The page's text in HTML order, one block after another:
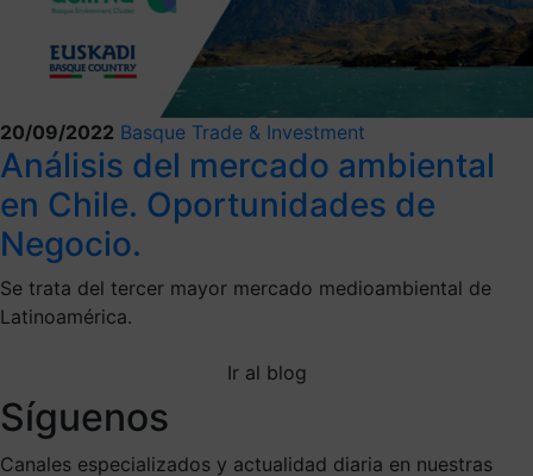
20/09/2022 Basque Trade & Investment
Análisis del mercado ambiental
en Chile. Oportunidades de
Negocio.
Se trata del tercer mayor mercado medioambiental de
Latinoamérica.
Ir al blog
Síguenos
Canales especializados y actualidad diaria en nuestras